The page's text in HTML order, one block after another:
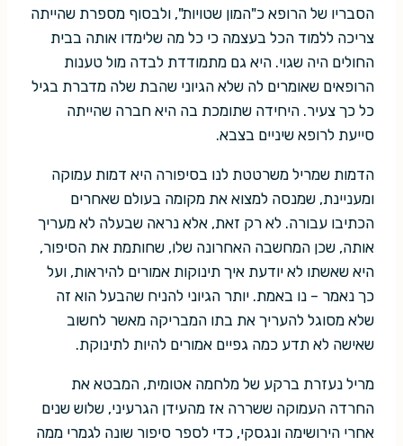
הסבריו של הרופא כ"המון שטויות", ולבסוף מספרת שהייתה
צריכה ללמוד הכל בעצמה כי כל מה שלימדו אותה בבית
החולים היה שגוי. היא גם מתמודדת לבדה מול טענות
הרופאים שאומרים לה שלא הגיוני שהבת שלה מדברת בגיל
כל כך צעיר. היחידה שתומכת בה היא חברה שהייתה
סייעת לרופא שיניים בצבא.
הדמות שמריל משרטטת לנו בסיפורה היא דמות עמוקה
ומעניינת, שמנסה למצוא את מקומה בעולם שאחרים
הכתיבו עבורה. לא רק זאת, אלא נראה שבעלה לא מעריך
אותה, שכן המחשבה האחרונה שלו, שחותמת את הסיפור,
היא שאשתו לא יודעת איך תינוקות אמורים להיראות, ועל
כך נאמר – נו באמת. יותר הגיוני להניח שהבעל הוא זה
שלא מסוגל להעריך את בתו המבריקה מאשר לחשוב
שאישה לא תדע כמה גפיים אמורים להיות לתינוקת.
מריל נעזרת ברקע של מלחמה אטומית, המבטא את
החרדה העמוקה ששררה אז מהעידן הגרעיני, שלוש שנים
אחרי הירושימה ונגסקי, כדי לספר סיפור שונה לגמרי ממה